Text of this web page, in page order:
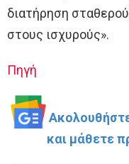
διατήρηση
στους ισχυρούς».
Πηγή
και μάθετε